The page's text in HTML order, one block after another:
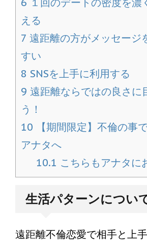
える
7 遠距離の方がメッセージ
すい
8 SNSを上手に利用する
9 遠距離ならではの良さに
う！
10 【期間限定】不倫の事
アナタへ
10.1 こちらもアナタに
生活パターンについ
遠距離不倫恋愛で相手と上